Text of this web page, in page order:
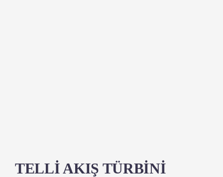
TELLİ AKIŞ TÜRBİNİ